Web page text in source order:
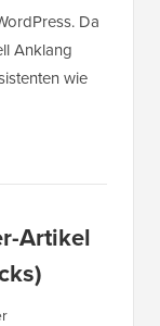
Da
Anklang
wie
Artikel